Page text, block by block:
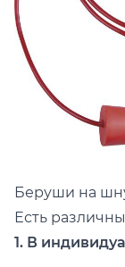
Беруши на
Есть
1. В